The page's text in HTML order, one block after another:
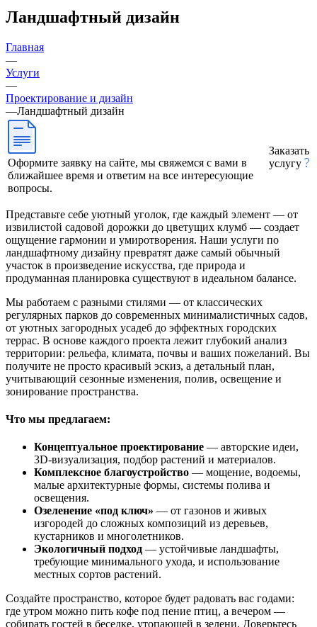
Ландшафтный дизайн
Главная
—
Услуги
—
Проектирование и дизайн
—Ландшафтный дизайн
Оформите заявку на сайте, мы свяжемся с вами в
ближайшее время и ответим на все интересующие
вопросы.
Заказать
услугу
Представьте себе уютный уголок, где каждый элемент — от
извилистой садовой дорожки до цветущих клумб — создает
ощущение гармонии и умиротворения. Наши услуги по
ландшафтному дизайну превратят даже самый обычный
участок в произведение искусства, где природа и
продуманная планировка существуют в идеальном балансе.
Мы работаем с разными стилями — от классических
регулярных парков до современных минималистичных садов,
от уютных загородных усадеб до эффектных городских
террас. В основе каждого проекта лежит глубокий анализ
территории: рельефа, климата, почвы и ваших пожеланий. Вы
получите не просто красивый эскиз, а детальный план,
учитывающий сезонные изменения, полив, освещение и
зонирование пространства.
Что мы предлагаем:
Концептуальное проектирование — авторские идеи,
3D-визуализация, подбор растений и материалов.
Комплексное благоустройство — мощение, водоемы,
малые архитектурные формы, системы полива и
освещения.
Озеленение «под ключ» — от газонов и живых
изгородей до сложных композиций из деревьев,
кустарников и многолетников.
Экологичный подход — устойчивые ландшафты,
требующие минимального ухода, и использование
местных сортов растений.
Создайте пространство, которое будет радовать вас годами:
где утром можно пить кофе под пение птиц, а вечером —
собирать гостей в беседке, утопающей в зелени. Доверьтесь